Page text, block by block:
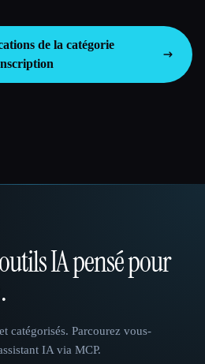
de la catégorie
IA pensé pour
.
catégorisés. Parcourez vous-
IA via MCP.